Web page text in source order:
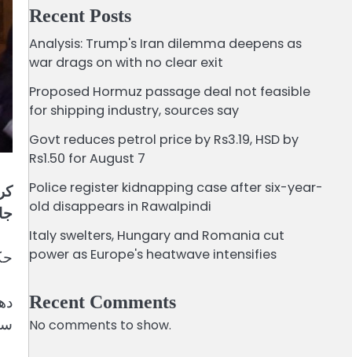
Recent Posts
Analysis: Trump's Iran dilemma deepens as
war drags on with no clear exit
Proposed Hormuz passage deal not feasible
for shipping industry, sources say
Govt reduces petrol price by Rs3.19, HSD by
Rs1.50 for August 7
Police register kidnapping case after six-year-
old disappears in Rawalpindi
Italy swelters, Hungary and Romania cut
power as Europe's heatwave intensifies
Recent Comments
No comments to show.